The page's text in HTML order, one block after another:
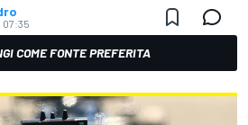
07:35
COME FONTE PREFERITA